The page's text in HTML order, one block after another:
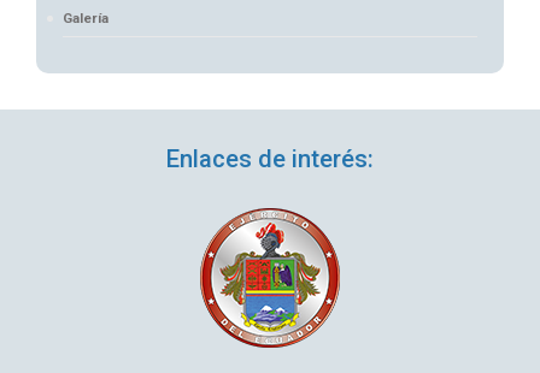
Galería
Enlaces de interés: